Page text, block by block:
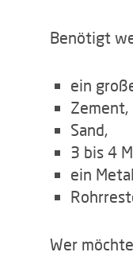
Benötigt
ein
Zement,
Sand,
3 bis 4
ein
Wer